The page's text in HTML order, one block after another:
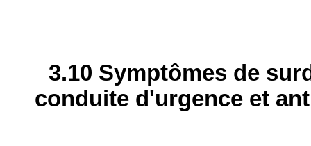
3.10 Symptômes de
conduite d'urgence et